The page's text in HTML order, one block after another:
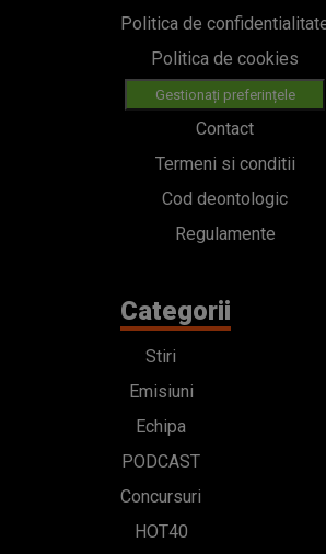
Politica de
Politica de cookies
Gestionați preferințele
Contact
Termeni si conditii
Cod deontologic
Regulamente
Categorii
Stiri
Emisiuni
Echipa
PODCAST
Concursuri
HOT40